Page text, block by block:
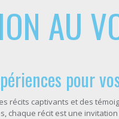
AU
pour
récits captivants et des
chaque récit est une